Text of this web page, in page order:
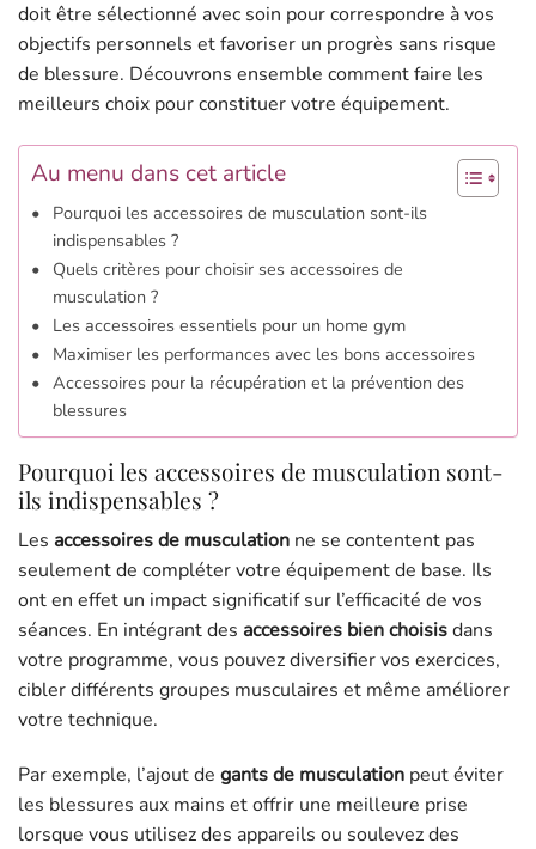
doit être sélectionné avec soin pour correspondre à vos
objectifs personnels et favoriser un progrès sans risque
de blessure. Découvrons ensemble comment faire les
meilleurs choix pour constituer votre équipement.
Au menu dans cet article
Pourquoi les accessoires de musculation sont-ils
indispensables ?
Quels critères pour choisir ses accessoires de
musculation ?
Les accessoires essentiels pour un home gym
Maximiser les performances avec les bons accessoires
Accessoires pour la récupération et la prévention des
blessures
Pourquoi les accessoires de musculation sont-
ils indispensables ?
Les accessoires de musculation ne se contentent pas
seulement de compléter votre équipement de base. Ils
ont en effet un impact significatif sur l’efficacité de vos
séances. En intégrant des accessoires bien choisisdans
votre programme, vous pouvez diversifier vos exercices,
cibler différents groupes musculaires et même améliorer
votre technique.
Par exemple, l’ajout de gants de musculation peut éviter
les blessures aux mains et offrir une meilleure prise
lorsque vous utilisez des appareils ou soulevez des